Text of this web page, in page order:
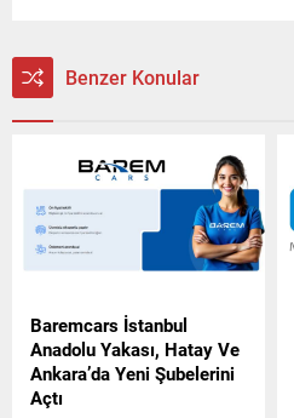
Benzer Konular
Baremcars İstanbul
Anadolu Yakası, Hatay Ve
Ankara’da Yeni Şubelerini
Açtı